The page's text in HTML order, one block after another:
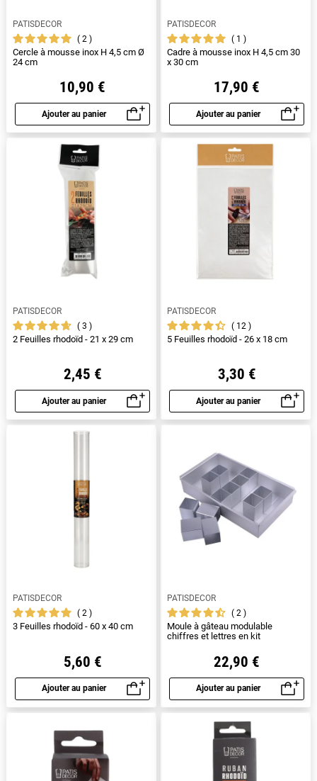
PATISDECOR
2
Cercle à mousse inox H 4,5 cm Ø
24 cm
10,90 €
Ajouter au panier
Aperçu rapide
PATISDECOR
1
Cadre à mousse inox H 4,5 cm 30
x 30 cm
17,90 €
Ajouter au panier
Aperçu rapide
PATISDECOR
3
2 Feuilles rhodoïd - 21 x 29 cm
2,45 €
Ajouter au panier
Aperçu rapide
PATISDECOR
12
5 Feuilles rhodoïd - 26 x 18 cm
3,30 €
Ajouter au panier
Aperçu rapide
PATISDECOR
2
3 Feuilles rhodoïd - 60 x 40 cm
5,60 €
Ajouter au panier
Aperçu rapide
PATISDECOR
2
Moule à gâteau modulable
chiffres et lettres en kit
22,90 €
Ajouter au panier
Aperçu rapide